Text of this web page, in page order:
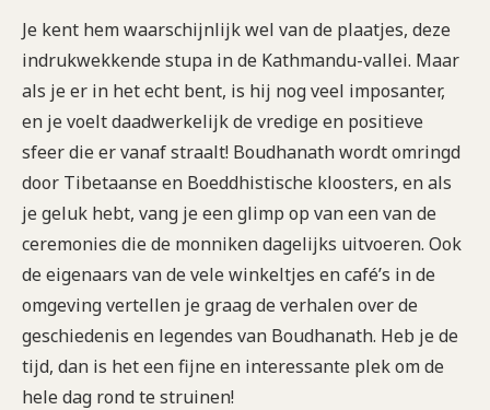
Je kent hem waarschijnlijk wel van de plaatjes, deze
indrukwekkende stupa in de Kathmandu-vallei. Maar
als je er in het echt bent, is hij nog veel imposanter,
en je voelt daadwerkelijk de vredige en positieve
sfeer die er vanaf straalt! Boudhanath wordt omringd
door Tibetaanse en Boeddhistische kloosters, en als
je geluk hebt, vang je een glimp op van een van de
ceremonies die de monniken dagelijks uitvoeren. Ook
de eigenaars van de vele winkeltjes en café’s in de
omgeving vertellen je graag de verhalen over de
geschiedenis en legendes van Boudhanath. Heb je de
tijd, dan is het een fijne en interessante plek om de
hele dag rond te struinen!